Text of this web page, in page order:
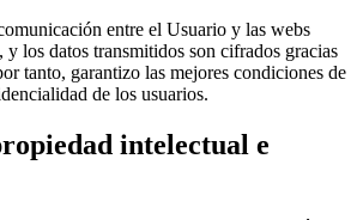
entre el Usuario y las webs
los datos transmitidos son cifrados gracias
tanto, garantizo las mejores condiciones de
de los usuarios.
intelectual e